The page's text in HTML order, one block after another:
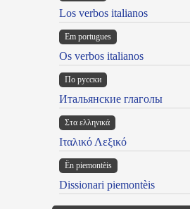
Los verbos italianos
Em portugues
Os verbos italianos
По русски
Итальянские глаголы
Στα ελληνικά
Ιταλικό Λεξικό
Ën piemontèis
Dissionari piemontèis